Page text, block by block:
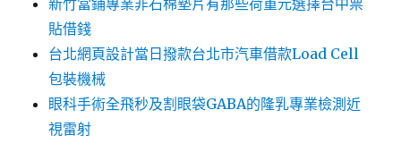
新竹當鋪專業非石棉墊片有那些荷重元選擇台中票
貼借錢
台北網頁設計當日撥款台北市汽車借款Load Cell
包裝機械
眼科手術全飛秒及割眼袋GABA的隆乳專業檢測近
視雷射